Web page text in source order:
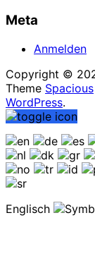
Meta
Anmelden
Copyright ©
Theme Spacious
WordPress.
Englisch